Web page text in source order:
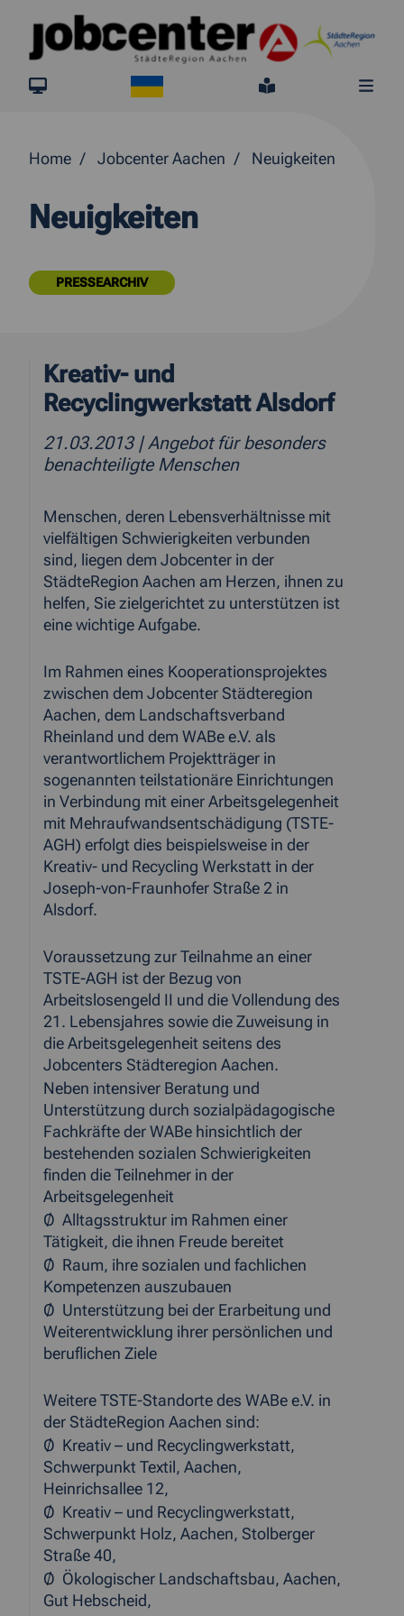
Springe direkt zum Inhalt
jobcenter.digital
Leichte
Home Jobcenter Aachen Neuigkeiten
Neuigkeiten
PRESSEARCHIV
Kreativ- und
Recyclingwerkstatt Alsdorf
21.03.2013 | Angebot für besonders
benachteiligte Menschen
Menschen, deren Lebensverhältnisse mit
vielfältigen Schwierigkeiten verbunden
sind, liegen dem Jobcenter in der
StädteRegion Aachen am Herzen, ihnen zu
helfen, Sie zielgerichtet zu unterstützen ist
eine wichtige Aufgabe.
Im Rahmen eines Kooperationsprojektes
zwischen dem Jobcenter Städteregion
Aachen, dem Landschaftsverband
Rheinland und dem WABe e.V. als
verantwortlichem Projektträger in
sogenannten teilstationäre Einrichtungen
in Verbindung mit einer Arbeitsgelegenheit
mit Mehraufwandsentschädigung (TSTE-
AGH) erfolgt dies beispielsweise in der
Kreativ- und Recycling Werkstatt in der
Joseph-von-Fraunhofer Straße 2 in
Alsdorf.
Voraussetzung zur Teilnahme an einer
TSTE-AGH ist der Bezug von
Arbeitslosengeld II und die Vollendung des
21. Lebensjahres sowie die Zuweisung in
die Arbeitsgelegenheit seitens des
Jobcenters Städteregion Aachen.
Neben intensiver Beratung und
Unterstützung durch sozialpädagogische
Fachkräfte der WABe hinsichtlich der
bestehenden sozialen Schwierigkeiten
finden die Teilnehmer in der
Arbeitsgelegenheit
Ø Alltagsstruktur im Rahmen einer
Tätigkeit, die ihnen Freude bereitet
Ø Raum, ihre sozialen und fachlichen
Kompetenzen auszubauen
Ø Unterstützung bei der Erarbeitung und
Weiterentwicklung ihrer persönlichen und
beruflichen Ziele
Weitere TSTE-Standorte des WABe e.V. in
der StädteRegion Aachen sind:
Ø Kreativ – und Recyclingwerkstatt,
Schwerpunkt Textil, Aachen,
Heinrichsallee 12,
Ø Kreativ – und Recyclingwerkstatt,
Schwerpunkt Holz, Aachen, Stolberger
Straße 40,
Ø Ökologischer Landschaftsbau, Aachen,
Gut Hebscheid,